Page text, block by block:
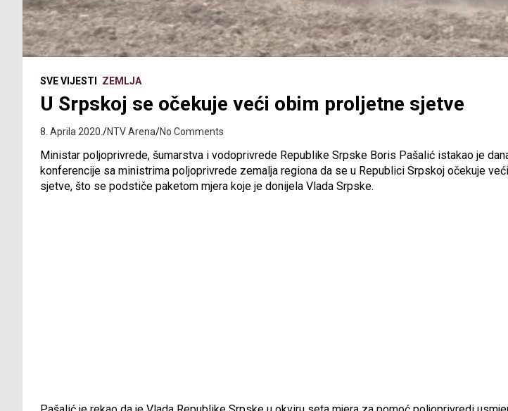
SVE VIJESTI ZEMLJA
U Srpskoj se očekuje veći obim proljetne sjetve
8. Aprila 2020. NTV Arena No Comments
Ministar poljoprivrede, šumarstva i vodoprivrede Republike Srpske Boris Pašalić istakao je
konferencije sa ministrima poljoprivrede zemalja regiona da se u Republici Srpskoj očekuje
sjetve, što se podstiče paketom mjera koje je donijela Vlada Srpske.